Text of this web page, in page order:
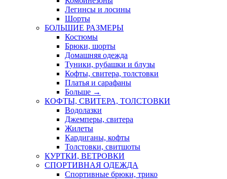
Легинсы и лосины
Шорты
БОЛЬШИЕ РАЗМЕРЫ
Костюмы
Брюки, шорты
Домашняя одежда
Туники, рубашки и блузы
Кофты, свитера, толстовки
Платья и сарафаны
Больше →
КОФТЫ, СВИТЕРА, ТОЛСТОВКИ
Водолазки
Джемперы, свитера
Жилеты
Кардиганы, кофты
Толстовки, свитшоты
КУРТКИ, ВЕТРОВКИ
СПОРТИВНАЯ ОДЕЖДА
Спортивные брюки, трико